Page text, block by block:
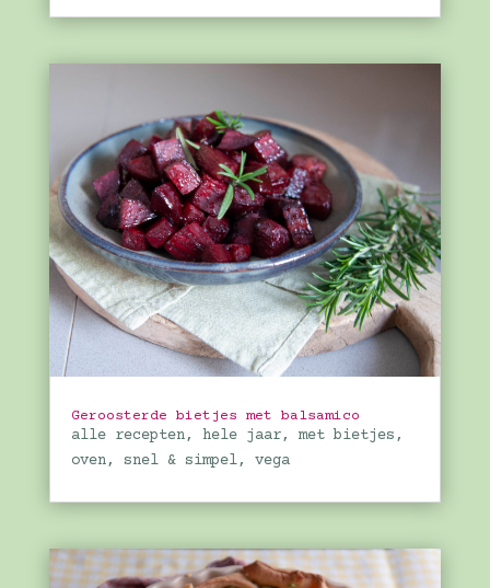
Geroosterde bietjes met balsamico
alle recepten, hele jaar, met bietjes,
oven, snel & simpel, vega